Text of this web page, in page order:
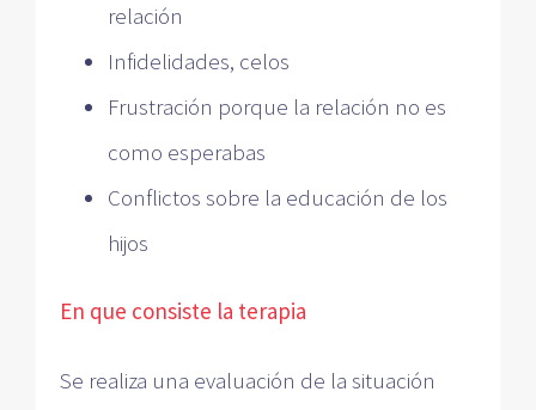
relación
Infidelidades, celos
Frustración porque la relación no es
como esperabas
Conflictos sobre la educación de los
hijos
En que consiste la terapia
Se realiza una evaluación de la situación